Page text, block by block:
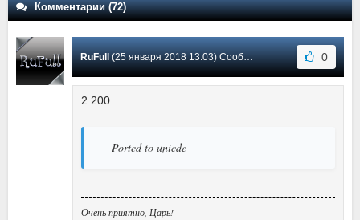
Комментарии (72)
RuFull (25 января 2018 13:03) Сообщение #48 0
2.200
- Ported to unicde
Очень приятно, Царь!